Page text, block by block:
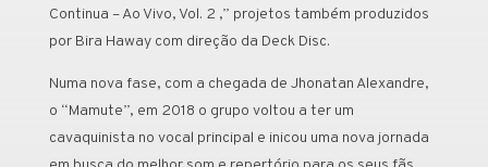
Continua – Ao Vivo, Vol. 2 ,” projetos também produzidos
por Bira Haway com direção da Deck Disc.
Numa nova fase, com a chegada de Jhonatan Alexandre,
o “Mamute”, em 2018 o grupo voltou a ter um
cavaquinista no vocal principal e inicou uma nova jornada